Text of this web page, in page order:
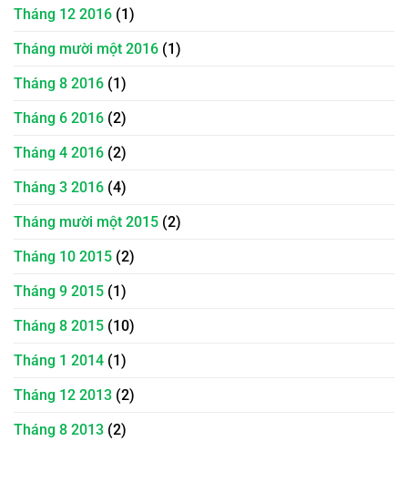
Tháng 12 2016 (1)
Tháng mười một 2016 (1)
Tháng 8 2016 (1)
Tháng 6 2016 (2)
Tháng 4 2016 (2)
Tháng 3 2016 (4)
Tháng mười một 2015 (2)
Tháng 10 2015 (2)
Tháng 9 2015 (1)
Tháng 8 2015 (10)
Tháng 1 2014 (1)
Tháng 12 2013 (2)
Tháng 8 2013 (2)